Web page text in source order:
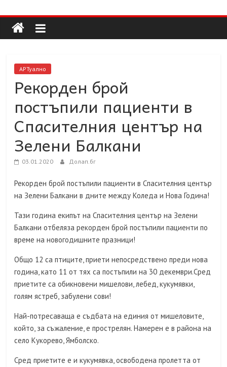
to
content
Долап
БГ
култура|
пътешествия|
мода|
събития|
кухня|
реклама|
минало|
АРТуално
Рекорден брой
постъпили пациенти в
Спасителния център на
Зелени Балкани
03.01.2020 Долап.бг
Рекорден брой постъпили пациенти в Спасителния център
на Зелени Балкани в дните между Коледа и Нова Година!
Тази година екипът на Спасителния център на Зелени
Балкани отбеляза рекорден брой постъпили пациенти по
време на новогодишните празници!
Общо 12 са птиците, приети непосредствено преди нова
година, като 11 от тях са постъпили на 30 декември.Сред
приетите са обикновени мишелови, лебед, кукумявки,
голям ястреб, забулени сови!
Най-потресаваща е съдбата на единия от мишеловите,
който, за съжаление, е прострелян. Намерен е в района на
село Кукорево, Ямболско.
Сред приетите е и кукумявка, освободена пролетта от